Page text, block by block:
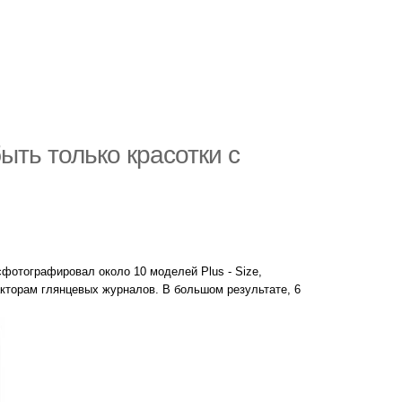
только красотки с
около 10 моделей Plus - Size,
глянцевых журналов. В большом результате, 6